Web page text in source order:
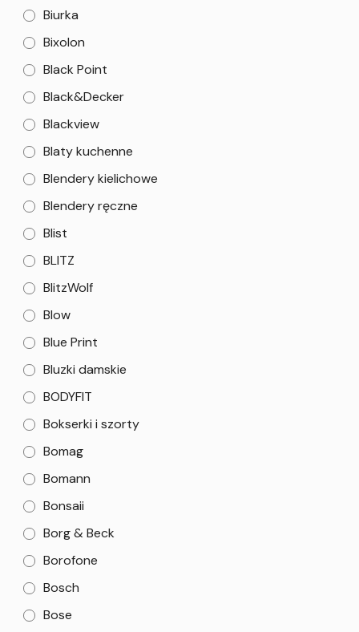
Biurka
Bixolon
Black Point
Black&Decker
Blackview
Blaty kuchenne
Blendery kielichowe
Blendery ręczne
Blist
BLITZ
BlitzWolf
Blow
Blue Print
Bluzki damskie
BODYFIT
Bokserki i szorty
Bomag
Bomann
Bonsaii
Borg & Beck
Borofone
Bosch
Bose